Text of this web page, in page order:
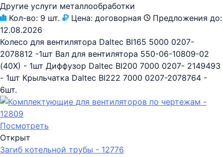
Другие услуги металлообработки
Кол-во: 9 шт. Цена: договорная
Предложения до:
12.08.2026
Колесо для вентилятора Daltec BI165 5000 0207-
2078812 -1шт Вал для вентилятора 550-06-10809-02
(40Х) - 1шт Диффузор Daltec BI200 7000 0207- 2149493
- 1шт Крыльчатка Daltec BI222 7000 0207-2078764 -
6шт.
Посмотреть
Открыт
Загиб котельной трубы - 12776